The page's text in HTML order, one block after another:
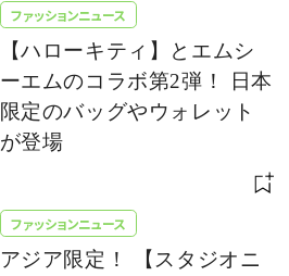
ファッションニュース
【ハローキティ】とエムシ
ーエムのコラボ第2弾！ 日本
限定のバッグやウォレット
が登場
ファッションニュース
アジア限定！ 【スタジオニ